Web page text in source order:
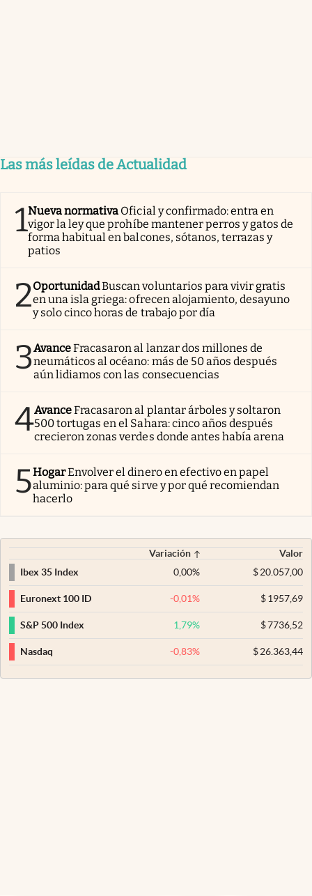
Las más leídas de Actualidad
1Nueva normativa Oficial y confirmado: entra en
vigor la ley que prohíbe mantener perros y gatos de
forma habitual en balcones, sótanos, terrazas y
patios
2OportunidadBuscan voluntarios para vivir gratis
en una isla griega: ofrecen alojamiento, desayuno
y solo cinco horas de trabajo por día
3AvanceFracasaron al lanzar dos millones de
neumáticos al océano: más de 50 años después
aún lidiamos con las consecuencias
4AvanceFracasaron al plantar árboles y soltaron
500 tortugas en el Sahara: cinco años después
crecieron zonas verdes donde antes había arena
5HogarEnvolver el dinero en efectivo en papel
aluminio: para qué sirve y por qué recomiendan
hacerlo
Variación
Valor
Ibex 35 Index
0,00% $20.057,00
Euronext 100 ID -0,01% $1957,69
S&P 500 Index 1,79% $7736,52
Nasdaq -0,83% $26.363,44